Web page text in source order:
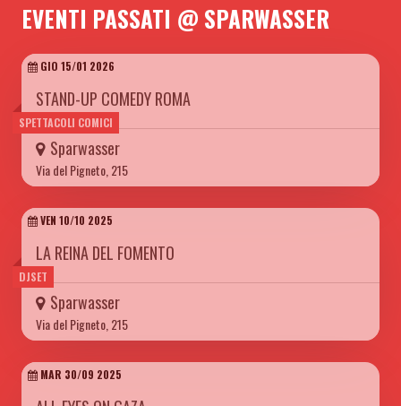
EVENTI PASSATI @ SPARWASSER
SPETTACOLI COMICI
GIO 15/01 2026
STAND-UP COMEDY ROMA
Sparwasser
Via del Pigneto, 215
DJSET
VEN 10/10 2025
LA REINA DEL FOMENTO
Sparwasser
Via del Pigneto, 215
MAR 30/09 2025